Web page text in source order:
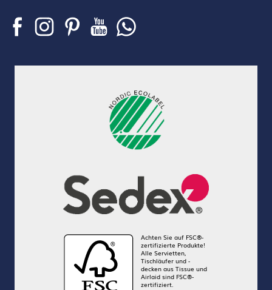
Achten Sie auf FSC®-
zertifizierte Produkte!
Alle Servietten,
Tischläufer und -
decken aus Tissue und
Airlaid sind FSC®-
zertifiziert.